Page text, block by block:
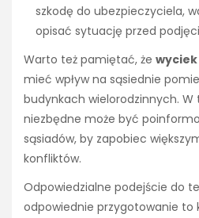
szkodę do ubezpieczyciela,
opisać sytuację przed
Warto też pamiętać, że
mieć wpływ na sąsiednie
budynkach wielorodzinnych.
niezbędne może być
sąsiadów, by zapobiec
konfliktów.
Odpowiedzialne podejście do
odpowiednie przygotowanie to